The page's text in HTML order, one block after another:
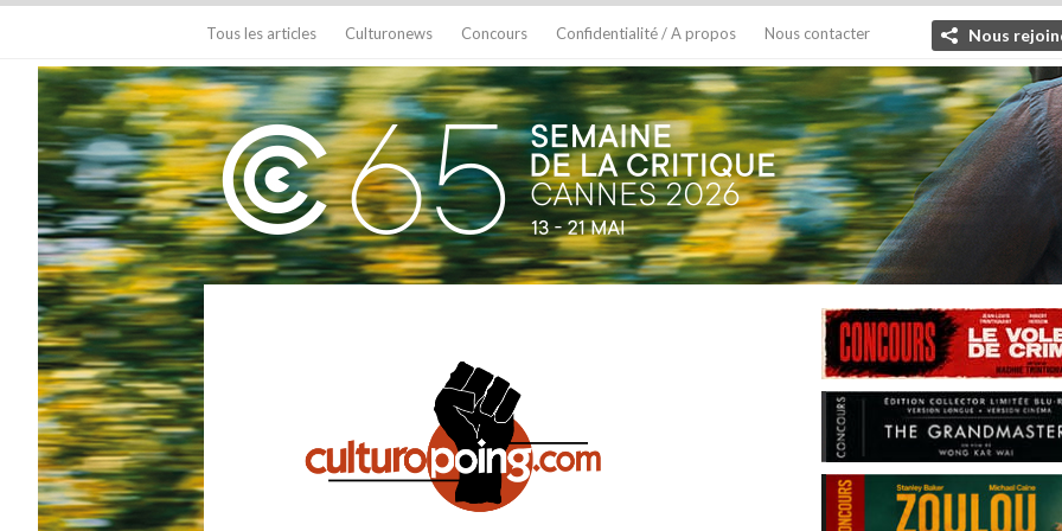
Tous les articles Culturonews Concours Confidentialité / A propos Nous contacter Nous